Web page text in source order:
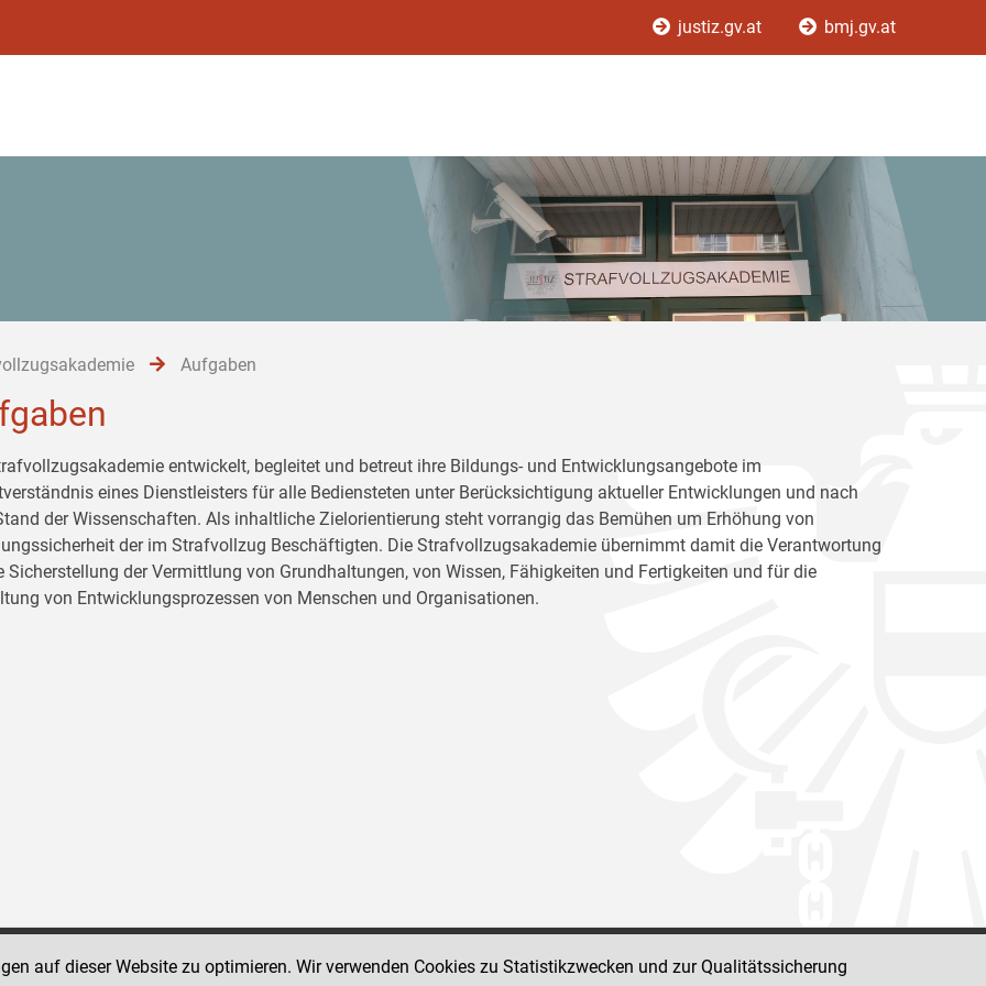
justiz.gv.at bmj.gv.at
Aufgaben
entwickelt, begleitet und betreut ihre Bildungs- und Entwicklungsangebote im
eines Dienstleisters für alle Bediensteten unter Berücksichtigung aktueller Entwicklungen und nach
der Wissenschaften. Als inhaltliche Zielorientierung steht vorrangig das Bemühen um Erhöhung von
der im Strafvollzug Beschäftigten. Die Strafvollzugsakademie übernimmt damit die Verantwortung
Sicherstellung der Vermittlung von Grundhaltungen, von Wissen, Fähigkeiten und Fertigkeiten und für die
von Entwicklungsprozessen von Menschen und Organisationen.
Social Media Kanäle
auf dieser Website zu optimieren. Wir verwenden Cookies zu Statistikzwecken und zur Qualitätssicherung